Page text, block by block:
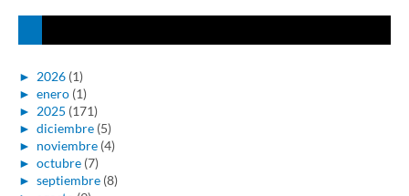
► 2026 (1)
► enero (1)
► 2025 (171)
► diciembre (5)
► noviembre (4)
► octubre (7)
► septiembre (8)